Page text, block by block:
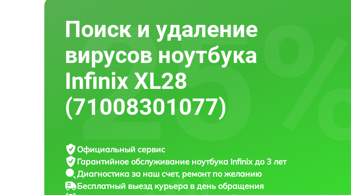
Поиск и удаление
вирусов ноутбука
Infinix XL28
(71008301077)
Официальный сервис
Гарантийное обслуживание ноутбука Infinix до 3 лет
Диагностика за наш счет, ремонт по желанию
Бесплатный выезд курьера в день обращения